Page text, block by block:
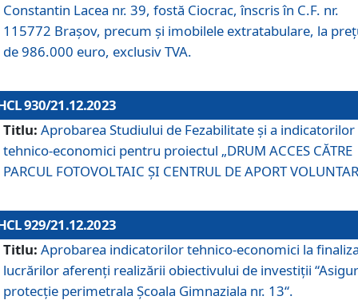
Constantin Lacea nr. 39, fostă Ciocrac, înscris în C.F. nr.
115772 Brașov, precum și imobilele extratabulare, la
de 986.000 euro, exclusiv TVA.
930/21.12.2023
Titlu: Aprobarea Studiului de Fezabilitate și a indicatorilor
tehnico-economici pentru proiectul „DRUM ACCES CĂTRE
PARCUL FOTOVOLTAIC ȘI CENTRUL DE APORT
929/21.12.2023
Titlu: Aprobarea indicatorilor tehnico-economici la
lucrărilor aferenți realizării obiectivului de investiții
protecție perimetrala Școala Gimnaziala nr. 13“.